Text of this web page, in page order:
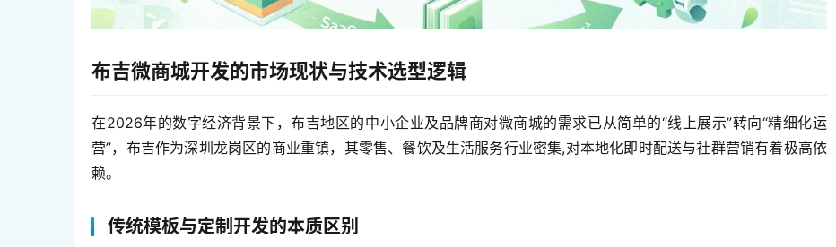
布吉微商城开发的市场现状与技术选型逻辑
在2026年的数字经济背景下，布吉地区的中小企业及品牌商对微商城的需求已从简单的“线上展示”转向“精细化运
营”，布吉作为深圳龙岗区的商业重镇，其零售、餐饮及生活服务行业密集,对本地化即时配送与社群营销有着极高依
赖。
传统模板与定制开发的本质区别